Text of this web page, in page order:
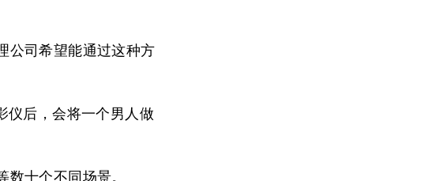
公司希望能通过这种方
仪后，会将一个男人做
十个不同场景。